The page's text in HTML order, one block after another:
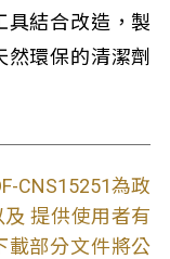
具結合改造，製
環保的清潔劑
CNS15251為政
提供使用者有
載部分文件將公